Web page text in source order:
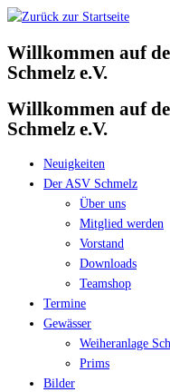
Zum
springen
Willkommen auf
Schmelz e.V.
Willkommen auf
Schmelz e.V.
Neuigkeiten
Der ASV Schmelz
Über uns
Mitglied werden
Vorstand
Downloads
Teamshop
Termine
Gewässer
Weiheranlage
Prims
Bilder